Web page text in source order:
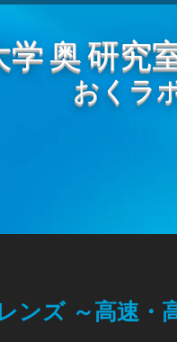
学 奥 研究
おくラ
ンズ ～高速・